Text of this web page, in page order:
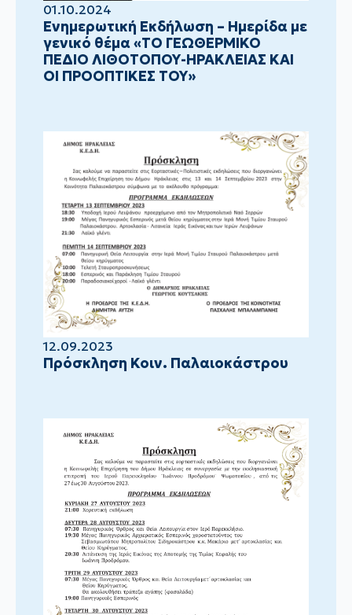
01.10.2024
Ενημερωτική Εκδήλωση – Ημερίδα με
γενικό θέμα «ΤΟ ΓΕΩΘΕΡΜΙΚΟ
ΠΕΔΙΟ ΛΙΘΟΤΟΠΟΥ-ΗΡΑΚΛΕΙΑΣ ΚΑΙ
ΟΙ ΠΡΟΟΠΤΙΚΕΣ ΤΟΥ»
12.09.2023
Πρόσκληση Κοιν. Παλαιοκάστρου